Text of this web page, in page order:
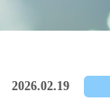
2026.02.19